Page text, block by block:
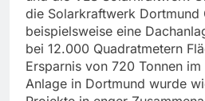
die Solarkraftwerk Dortmund
beispielsweise eine
bei 12.000 Quadratmetern
Ersparnis von 720 Tonnen
Anlage in Dortmund wurde